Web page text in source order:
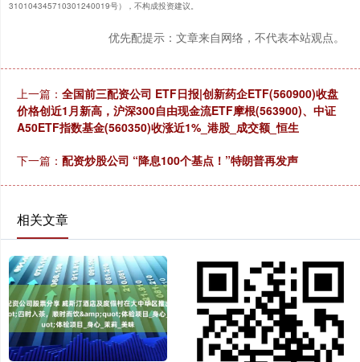
310104345710301240019号），不构成投资建议。
优先配提示：文章来自网络，不代表本站观点。
上一篇： 全国前三配资公司 ETF日报|创新药企ETF(560900)收盘
价格创近1月新高，沪深300自由现金流ETF摩根(563900)、中证
A50ETF指数基金(560350)收涨近1%_港股_成交额_恒生
下一篇： 配资炒股公司 “降息100个基点！”特朗普再发声
相关文章